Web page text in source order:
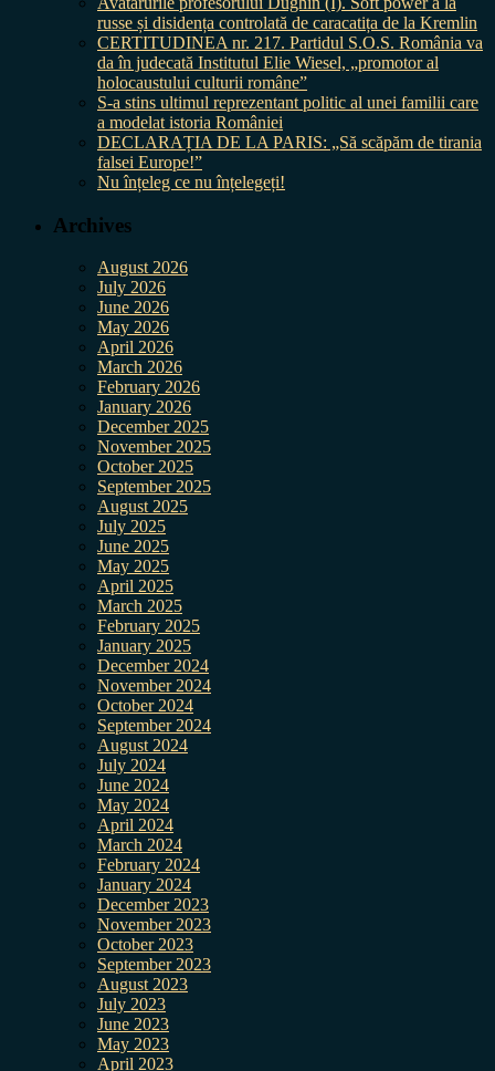
russe și disidența controlată de caracatița de la Kremlin
CERTITUDINEA nr. 217. Partidul S.O.S. România va
da în judecată Institutul Elie Wiesel, „promotor al
holocaustului culturii române”
S-a stins ultimul reprezentant politic al unei familii care
a modelat istoria României
DECLARAȚIA DE LA PARIS: „Să scăpăm de tirania
falsei Europe!”
Nu înțeleg ce nu înțelegeți!
Archives
August 2026
July 2026
June 2026
May 2026
April 2026
March 2026
February 2026
January 2026
December 2025
November 2025
October 2025
September 2025
August 2025
July 2025
June 2025
May 2025
April 2025
March 2025
February 2025
January 2025
December 2024
November 2024
October 2024
September 2024
August 2024
July 2024
June 2024
May 2024
April 2024
March 2024
February 2024
January 2024
December 2023
November 2023
October 2023
September 2023
August 2023
July 2023
June 2023
May 2023
April 2023